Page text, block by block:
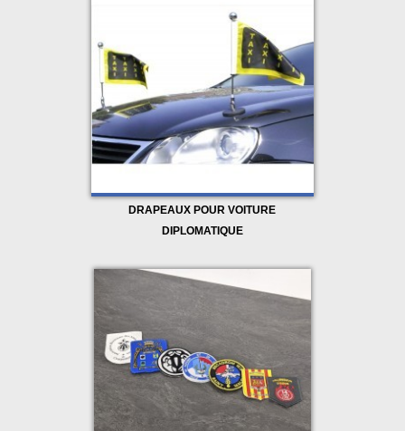
, facilitant le port et le maintien de
▪️ Fournie avec une boîte individuellepar article,
idéale pour la protection, le rangement ou la remise
Un accessoire indispensable pour
situations où la représentation de la collectivité est
civils, commémorations patriotiques, inaugurations,
manifestations publiques et cérémonies
institutionnelles.
Au-delà de son rôle symbolique, elle contribue à la
solennité de l’événement et au respect du protocole
républicain.
Pourquoi choisir une écharpe de
DRAPEAUX POUR VOITURE
DIPLOMATIQUE